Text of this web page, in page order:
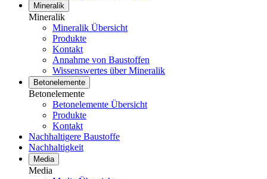
Mineralik
Mineralik
Mineralik Übersicht
Produkte
Kontakt
Annahme von Baustoffen
Wissenswertes über Mineralik
Betonelemente
Betonelemente
Betonelemente Übersicht
Produkte
Kontakt
Nachhaltigere Baustoffe
Nachhaltigkeit
Media
Media